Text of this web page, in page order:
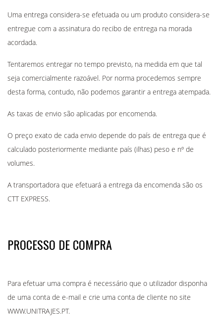
Uma entrega considera-se efetuada ou um produto considera-se
entregue com a assinatura do recibo de entrega na morada
acordada.
Tentaremos entregar no tempo previsto, na medida em que tal
seja comercialmente razoável. Por norma procedemos sempre
desta forma, contudo, não podemos garantir a entrega atempada.
As taxas de envio são aplicadas por encomenda.
O preço exato de cada envio depende do país de entrega que é
calculado posteriormente mediante país (ilhas) peso e nº de
volumes.
A transportadora que efetuará a entrega da encomenda são os
CTT EXPRESS.
PROCESSO DE COMPRA
Para efetuar uma compra é necessário que o utilizador disponha
de uma conta de e-mail e crie uma conta de cliente no site
WWW.UNITRAJES.PT.